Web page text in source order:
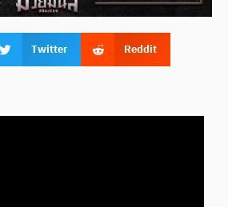
Twitter
Reddit